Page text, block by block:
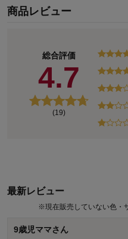
商品レビュー
総合評価
4.7
(19)
最新レビュー
※現在販売していない色・
9歳児ママさん